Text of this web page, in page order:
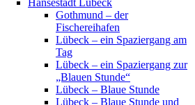
Hansestadt Lübeck
Gothmund – der
Fischereihafen
Lübeck – ein Spaziergang am
Tag
Lübeck – ein Spaziergang zur
„Blauen Stunde“
Lübeck – Blaue Stunde
Lübeck – Blaue Stunde und